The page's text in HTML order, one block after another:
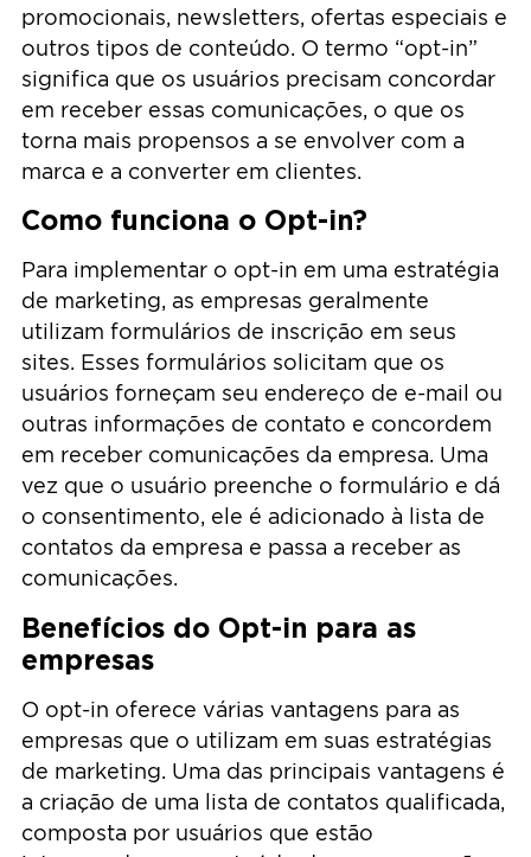
promocionais, newsletters, ofertas especiais e
outros tipos de conteúdo. O termo “opt-in”
significa que os usuários precisam concordar
em receber essas comunicações, o que os
torna mais propensos a se envolver com a
marca e a converter em clientes.
Como funciona o Opt-in?
Para implementar o opt-in em uma estratégia
de marketing, as empresas geralmente
utilizam formulários de inscrição em seus
sites. Esses formulários solicitam que os
usuários forneçam seu endereço de e-mail ou
outras informações de contato e concordem
em receber comunicações da empresa. Uma
vez que o usuário preenche o formulário e dá
o consentimento, ele é adicionado à lista de
contatos da empresa e passa a receber as
comunicações.
Benefícios do Opt-in para as
empresas
O opt-in oferece várias vantagens para as
empresas que o utilizam em suas estratégias
de marketing. Uma das principais vantagens é
a criação de uma lista de contatos qualificada,
composta por usuários que estão